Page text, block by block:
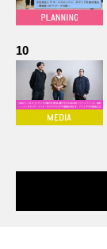
10